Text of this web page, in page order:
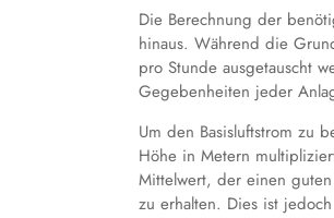
Die Berechnung der
hinaus. Während die
pro Stunde ausgetauscht
Gegebenheiten jeder
Um den Basisluftstrom zu
Höhe in Metern
Mittelwert, der einen
zu erhalten. Dies ist